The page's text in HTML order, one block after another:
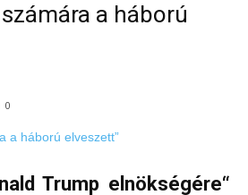
a háború
0
Trump elnökségére“